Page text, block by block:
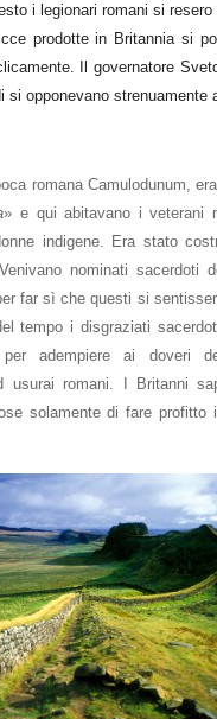
i legionari romani si
prodotte in Britannia si
Il governatore
si opponevano
romana Camulodunum,
» e qui abitavano i veterani
indigene. Era stato
Venivano nominati sacerdoti
far sì che questi si
tempo i disgraziati
adempiere ai doveri
usurai romani. I Britanni
solamente di fare profitto